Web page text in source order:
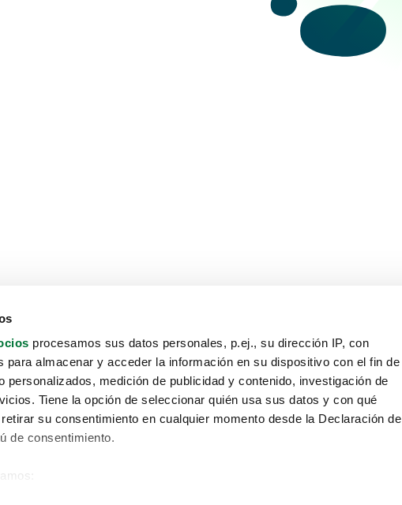
procesamos sus datos personales, p.ej., su dirección IP, con
para almacenar y acceder la información en su dispositivo con el fin de
personalizados, medición de publicidad y contenido, investigación de
Tiene la opción de seleccionar quién usa sus datos y con qué
su consentimiento en cualquier momento desde la Declaración de
de consentimiento.